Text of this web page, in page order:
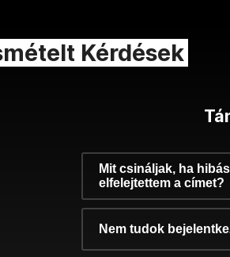
Kérdések
Mit csináljak, ha
elfelejtettem a címet?
Nem tudok